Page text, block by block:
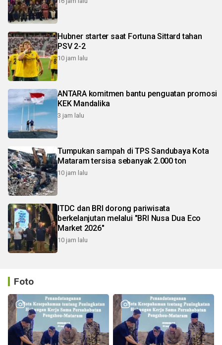
Hubner starter saat Fortuna Sittard tahan
PSV 2-2
10 jam lalu
ANTARA komitmen bantu penguatan promosi
KEK Mandalika
3 jam lalu
Tumpukan sampah di TPS Sandubaya Kota
Mataram tersisa sebanyak 2.000 ton
10 jam lalu
ITDC dan BRI dorong pariwisata
berkelanjutan melalui "BRI Nusa Dua Eco
Market 2026"
10 jam lalu
Foto